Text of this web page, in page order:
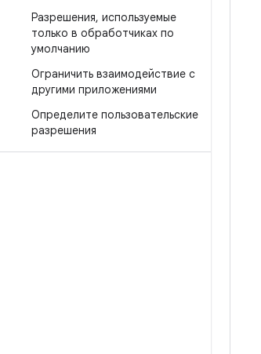
Разрешения, используемые
только в обработчиках по
умолчанию
Ограничить взаимодействие с
другими приложениями
Определите пользовательские
разрешения